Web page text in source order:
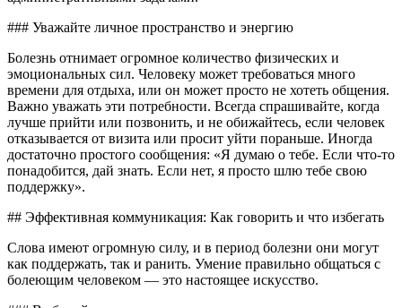
### Уважайте личное пространство и энергию
Болезнь отнимает огромное количество физических и
эмоциональных сил. Человеку может требоваться много
времени для отдыха, или он может просто не хотеть общения.
Важно уважать эти потребности. Всегда спрашивайте, когда
лучше прийти или позвонить, и не обижайтесь, если человек
отказывается от визита или просит уйти пораньше. Иногда
достаточно простого сообщения: «Я думаю о тебе. Если что-то
понадобится, дай знать. Если нет, я просто шлю тебе свою
поддержку».
## Эффективная коммуникация: Как говорить и что избегать
Слова имеют огромную силу, и в период болезни они могут
как поддержать, так и ранить. Умение правильно общаться с
болеющим человеком — это настоящее искусство.